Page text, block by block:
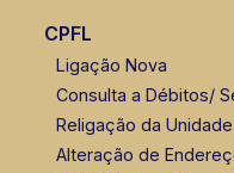
CPFL
Ligação Nova
Consulta a Débitos/
Religação da Unidade
Alteração de